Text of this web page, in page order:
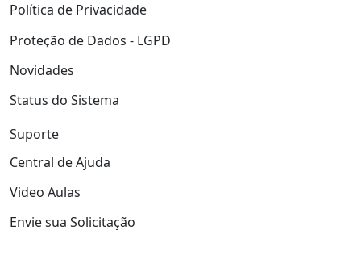
Política de Privacidade
Proteção de Dados - LGPD
Novidades
Status do Sistema
Suporte
Central de Ajuda
Video Aulas
Envie sua Solicitação